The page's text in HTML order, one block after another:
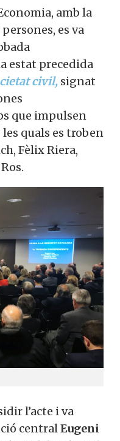
amb la
es va
estat precedida
civil, signat
que impulsen
quals es troben
Fèlix Riera,
l’acte i va
centralEugeni